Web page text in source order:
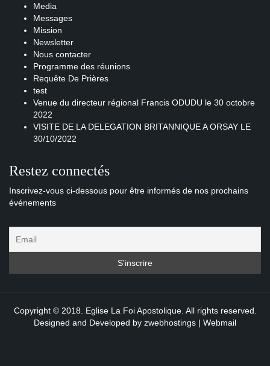
Media
Messages
Mission
Newsletter
Nous contacter
Programme des réunions
Requête De Prières
test
Venue du directeur régional Francis ODUDU le 30 octobre
2022
VISITE DE LA DELEGATION BRITANNIQUE A ORSAY LE
30/10/2022
Restez connectés
Inscrivez-vous ci-dessous pour être informés de nos prochains
événements
Copyright © 2018. Eglise La Foi Apostolique. All rights reserved.
Designed and Developed by zwebhostings | Webmail